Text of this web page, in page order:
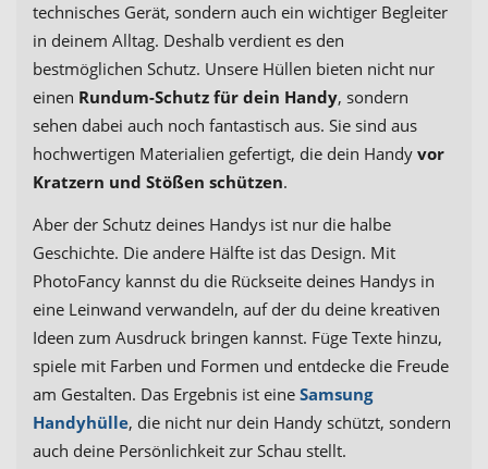
technisches Gerät, sondern auch ein wichtiger Begleiter
in deinem Alltag. Deshalb verdient es den
bestmöglichen Schutz. Unsere Hüllen bieten nicht nur
einen Rundum-Schutz für dein Handy, sondern
sehen dabei auch noch fantastisch aus. Sie sind aus
hochwertigen Materialien gefertigt, die dein Handy vor
Kratzern und Stößen schützen.
Aber der Schutz deines Handys ist nur die halbe
Geschichte. Die andere Hälfte ist das Design. Mit
PhotoFancy kannst du die Rückseite deines Handys in
eine Leinwand verwandeln, auf der du deine kreativen
Ideen zum Ausdruck bringen kannst. Füge Texte hinzu,
spiele mit Farben und Formen und entdecke die Freude
am Gestalten. Das Ergebnis ist eine Samsung
Handyhülle, die nicht nur dein Handy schützt, sondern
auch deine Persönlichkeit zur Schau stellt.